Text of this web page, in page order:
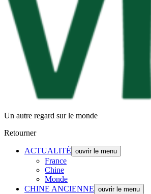
Un autre regard sur le monde
Retourner
ACTUALITÉ ouvrir le menu
France
Chine
Monde
CHINE ANCIENNE ouvrir le menu